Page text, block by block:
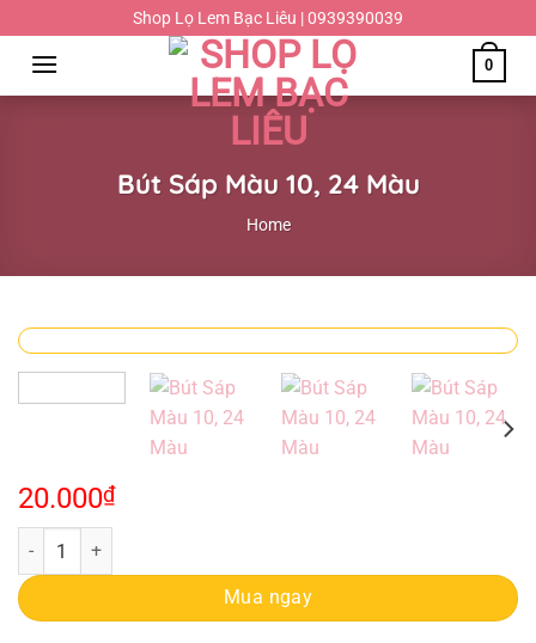
đến
dung
Shop Lọ Lem Bạc Liêu | 0939390039
0
Bút Sáp Màu 10, 24 Màu
Home
20.000₫
Bút Sáp Màu 10, 24 Màu quantity
Mua ngay